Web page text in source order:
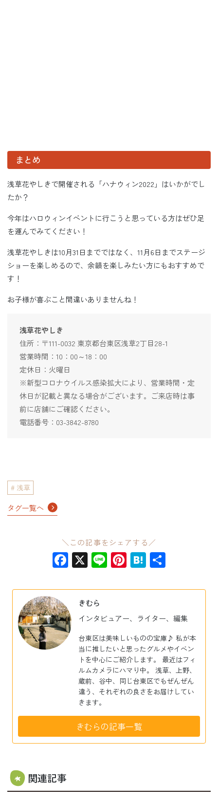
まとめ
浅草花やしきで開催される「ハナウィン2022」はいかがでし
たか？
今年はハロウィンイベントに行こうと思っている方はぜひ足
を運んでみてください！
浅草花やしきは10月31日までではなく、11月6日までステージ
ショーを楽しめるので、余韻を楽しみたい方にもおすすめで
す！
お子様が喜ぶこと間違いありませんね！
浅草花やしき
住所：〒111-0032 東京都台東区浅草2丁目28-1
営業時間：10：00～18：00
定休日：火曜日
※新型コロナウイルス感染拡大により、営業時間・定
休日が記載と異なる場合がございます。ご来店時は事
前に店舗にご確認ください。
電話番号：03-3842-8780
浅草
タグ一覧へ
＼この記事をシェアする／
Facebook
X LinePinterest
Hatena
きむら
インタビュアー、ライター、編集
台東区は美味しいものの宝庫♪ 私が本
当に推したいと思ったグルメやイベン
トを中心にご紹介します。 最近はフィ
ルムカメラにハマり中。 浅草、上野、
蔵前、谷中、同じ台東区でもぜんぜん
違う、それぞれの良さをお届けしてい
きます。
きむらの記事一覧
関連記事